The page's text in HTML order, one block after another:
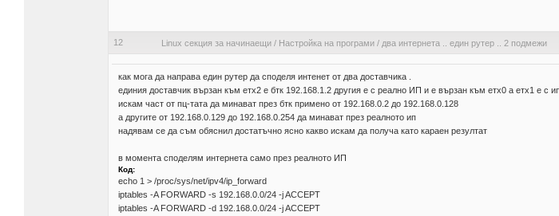
12 Linux секция за начинаещи / Настройка на програми / два интернета .. един рутер .. 2 подмежи
как мога да направа един рутер да споделя интенет от два доставчика .
единия доставчик вързан към етх2 е бтк 192.168.1.2 другия е с реално ИП и е вързан към етх0 а етх1 е с
искам част от пц-тата да минават през бтк примено от 192.168.0.2 до 192.168.0.128
а другите от 192.168.0.129 до 192.168.0.254 да минават през реалното ип
надявам се да съм обяснил достатъчно ясно какво искам да получа като караен резултат
в момента споделям интернета само през реалното ИП
Код:
echo 1 > /proc/sys/net/ipv4/ip_forward
iptables -A FORWARD -s 192.168.0.0/24 -j ACCEPT
iptables -A FORWARD -d 192.168.0.0/24 -j ACCEPT